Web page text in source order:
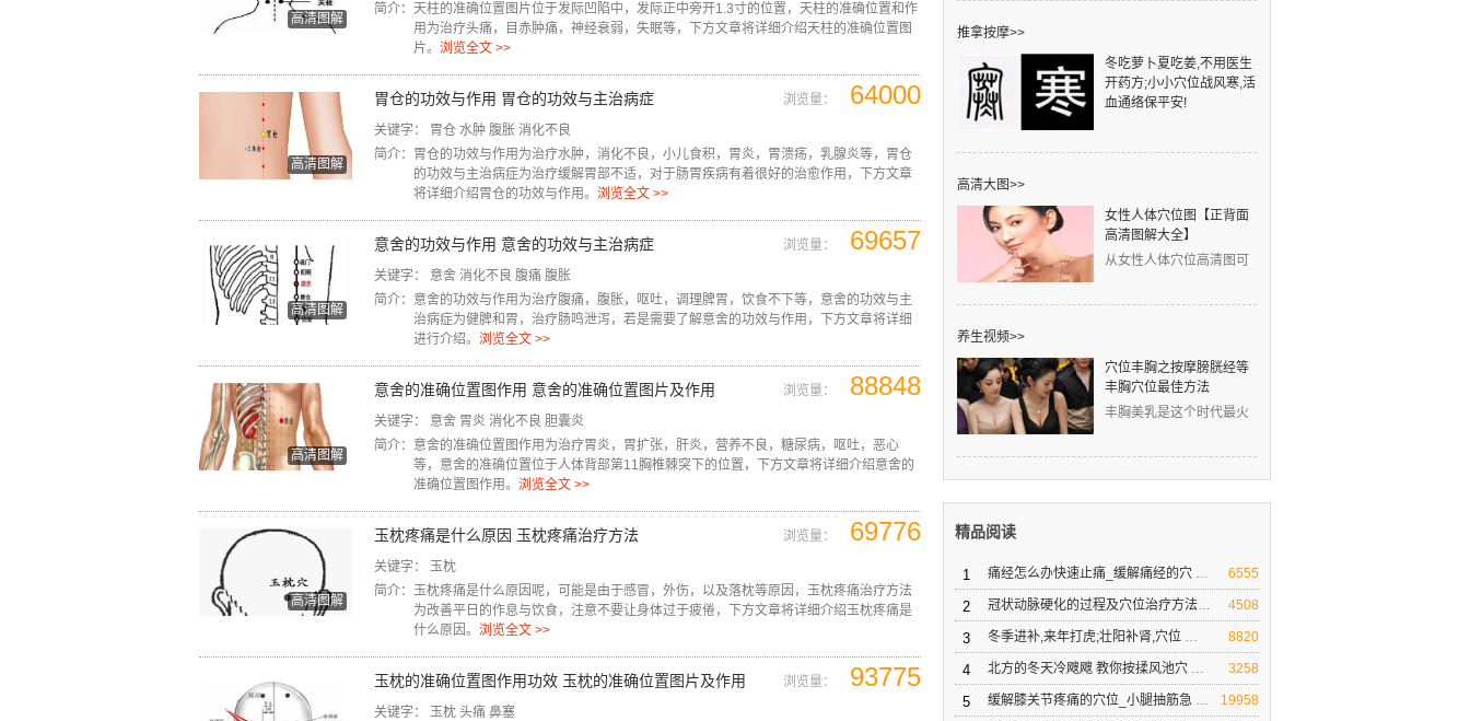
高清图解
简介： 天柱的准确位置图片位于发际凹陷中，发际正中旁开1.3寸的位置，天柱的准确位置和作
用为治疗头痛，目赤肿痛，神经衰弱，失眠等，下方文章将详细介绍天柱的准确位置图
片。 浏览全文 >>
高清图解
胃仓的功效与作用 胃仓的功效与主治病症 浏览量： 64000
关键字： 胃仓 水肿 腹胀 消化不良
简介： 胃仓的功效与作用为治疗水肿，消化不良，小儿食积，胃炎，胃溃疡，乳腺炎等，胃仓
的功效与主治病症为治疗缓解胃部不适，对于肠胃疾病有着很好的治愈作用，下方文章
将详细介绍胃仓的功效与作用。 浏览全文 >>
高清图解
意舍的功效与作用 意舍的功效与主治病症 浏览量： 69657
关键字： 意舍 消化不良 腹痛 腹胀
简介： 意舍的功效与作用为治疗腹痛，腹胀，呕吐，调理脾胃，饮食不下等，意舍的功效与主
治病症为健脾和胃，治疗肠鸣泄泻，若是需要了解意舍的功效与作用，下方文章将详细
进行介绍。 浏览全文 >>
高清图解
意舍的准确位置图作用 意舍的准确位置图片及作用 浏览量： 88848
关键字： 意舍 胃炎 消化不良 胆囊炎
简介： 意舍的准确位置图作用为治疗胃炎，胃扩张，肝炎，营养不良，糖尿病，呕吐，恶心
等，意舍的准确位置位于人体背部第11胸椎棘突下的位置，下方文章将详细介绍意舍的
准确位置图作用。 浏览全文 >>
高清图解
玉枕疼痛是什么原因 玉枕疼痛治疗方法 浏览量： 69776
关键字： 玉枕
简介： 玉枕疼痛是什么原因呢，可能是由于感冒，外伤，以及落枕等原因，玉枕疼痛治疗方法
为改善平日的作息与饮食，注意不要让身体过于疲倦，下方文章将详细介绍玉枕疼痛是
什么原因。 浏览全文 >>
玉枕的准确位置图作用功效 玉枕的准确位置图片及作用 浏览量： 93775
关键字： 玉枕 头痛 鼻塞
推拿按摩>>
冬吃萝卜夏吃姜,不用医生
开药方;小小穴位战风寒,活
血通络保平安!
高清大图>>
女性人体穴位图【正背面
高清图解大全】
从女性人体穴位高清图可
养生视频>>
穴位丰胸之按摩膀胱经等
丰胸穴位最佳方法
丰胸美乳是这个时代最火
精品阅读
1 痛经怎么办快速止痛_缓解痛经的穴 痛经●妇科疾病不担心-按摩祛病好心情
6555
2 冠状动脉硬化的过程及穴位治疗方法人到30岁以后，你的心脏就开始不想“工作”
4508
3 冬季进补,来年打虎;壮阳补肾,穴位 冬季壮阳补肾不一定要吃药,用好这些免费的方
8820
4 北方的冬天冷飕飕 教你按揉风池穴 教你三招预防贼风偷袭 防治头痛头晕
3258
5 缓解膝关节疼痛的穴位_小腿抽筋急 缓解治疗腿脚疼痛的穴位及养生方法[专家视频
19958